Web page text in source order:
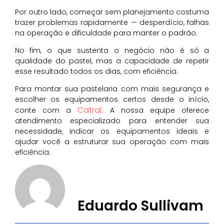
Por outro lado, começar sem planejamento costuma
trazer problemas rapidamente — desperdício, falhas
na operação e dificuldade para manter o padrão.
No fim, o que sustenta o negócio não é só a
qualidade do pastel, mas a capacidade de repetir
esse resultado todos os dias, com eficiência.
Para montar sua pastelaria com mais segurança e
escolher os equipamentos certos desde o início,
conte com a Catral. A nossa equipe oferece
atendimento especializado para entender sua
necessidade, indicar os equipamentos ideais e
ajudar você a estruturar sua operação com mais
eficiência.
Eduardo Sullivam